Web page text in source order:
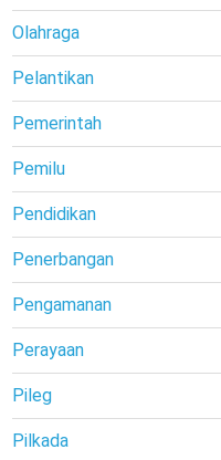
Olahraga
Pelantikan
Pemerintah
Pemilu
Pendidikan
Penerbangan
Pengamanan
Perayaan
Pileg
Pilkada